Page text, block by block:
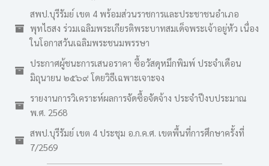
สพป.บุรีรัมย์ เขต 4 พร้อมส่วนราชการและประชาชนอำเภอ
พุทไธสง ร่วมเฉลิมพระเกียรติพระบาทสมเด็จพระเจ้าอยู่หัว เนื่อง
ในโอกาสวันเฉลิมพระชนมพรรษา
ประกาศผู้ชนะการเสนอราคา ซื้อวัสดุหมึกพิมพ์ ประจำเดือน
มิถุนายน ๒๕๖๙ โดยวิธีเฉพาะเจาะจง
รายงานการวิเคราะห์ผลการจัดซื้อจัดจ้าง ประจำปีงบประมาณ
พ.ศ. 2568
สพป.บุรีรัมย์ เขต 4 ประชุม อ.ก.ค.ศ. เขตพื้นที่การศึกษาครั้งที่
7/2569